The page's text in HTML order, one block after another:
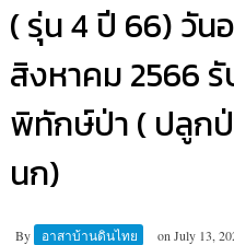
( รุ่น 4 ปี 66) วัน
สิงหาคม 2566
พิทักษ์ป่า ( ปลูกป่
นก)
By อาสาบ้านดินไทย on July 13,